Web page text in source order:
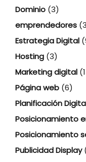
Dominio (3)
emprendedores
Estrategia Digital
Hosting (3)
Marketing digital
Página web (6)
Planificación
Posicionamiento
Posicionamiento
Publicidad Display